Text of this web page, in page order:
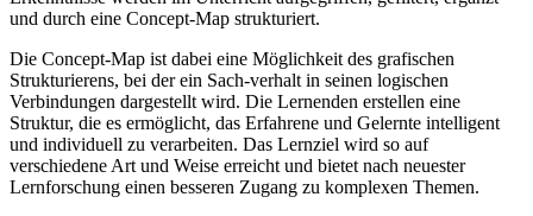
und durch eine Concept-Map strukturiert.
Die Concept-Map ist dabei eine Möglichkeit des grafischen
Strukturierens, bei der ein Sach-verhalt in seinen logischen
Verbindungen dargestellt wird. Die Lernenden erstellen eine
Struktur, die es ermöglicht, das Erfahrene und Gelernte intelligent
und individuell zu verarbeiten. Das Lernziel wird so auf
verschiedene Art und Weise erreicht und bietet nach neuester
Lernforschung einen besseren Zugang zu komplexen Themen.